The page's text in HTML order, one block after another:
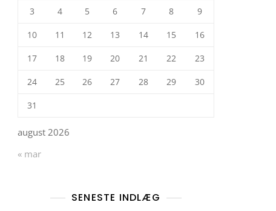
august 2026
3 4 5 6 7 8 9
10 11 12 13 14 15 16
17 18 19 20 21 22 23
24 25 26 27 28 29 30
31
« mar
SENESTE INDLÆG